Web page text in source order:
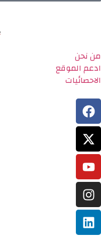
من نحن
ادعم الموقع
الاحصائيات